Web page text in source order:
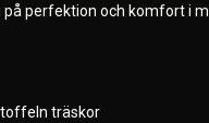
perfektion och komfort i
träskor